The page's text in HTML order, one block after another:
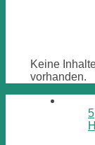
Keine
vorhanden.
5